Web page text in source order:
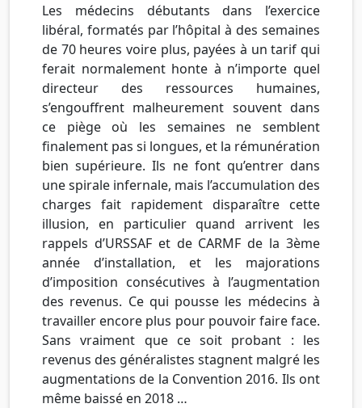
Les médecins débutants dans l’exercice
libéral, formatés par l’hôpital à des semaines
de 70 heures voire plus, payées à un tarif qui
ferait normalement honte à n’importe quel
directeur des ressources humaines,
s’engouffrent malheurement souvent dans
ce piège où les semaines ne semblent
finalement pas si longues, et la rémunération
bien supérieure. Ils ne font qu’entrer dans
une spirale infernale, mais l’accumulation des
charges fait rapidement disparaître cette
illusion, en particulier quand arrivent les
rappels d’URSSAF et de CARMF de la 3ème
année d’installation, et les majorations
d’imposition consécutives à l’augmentation
des revenus. Ce qui pousse les médecins à
travailler encore plus pour pouvoir faire face.
Sans vraiment que ce soit probant : les
revenus des généralistes stagnent malgré les
augmentations de la Convention 2016. Ils ont
même baissé en 2018 …